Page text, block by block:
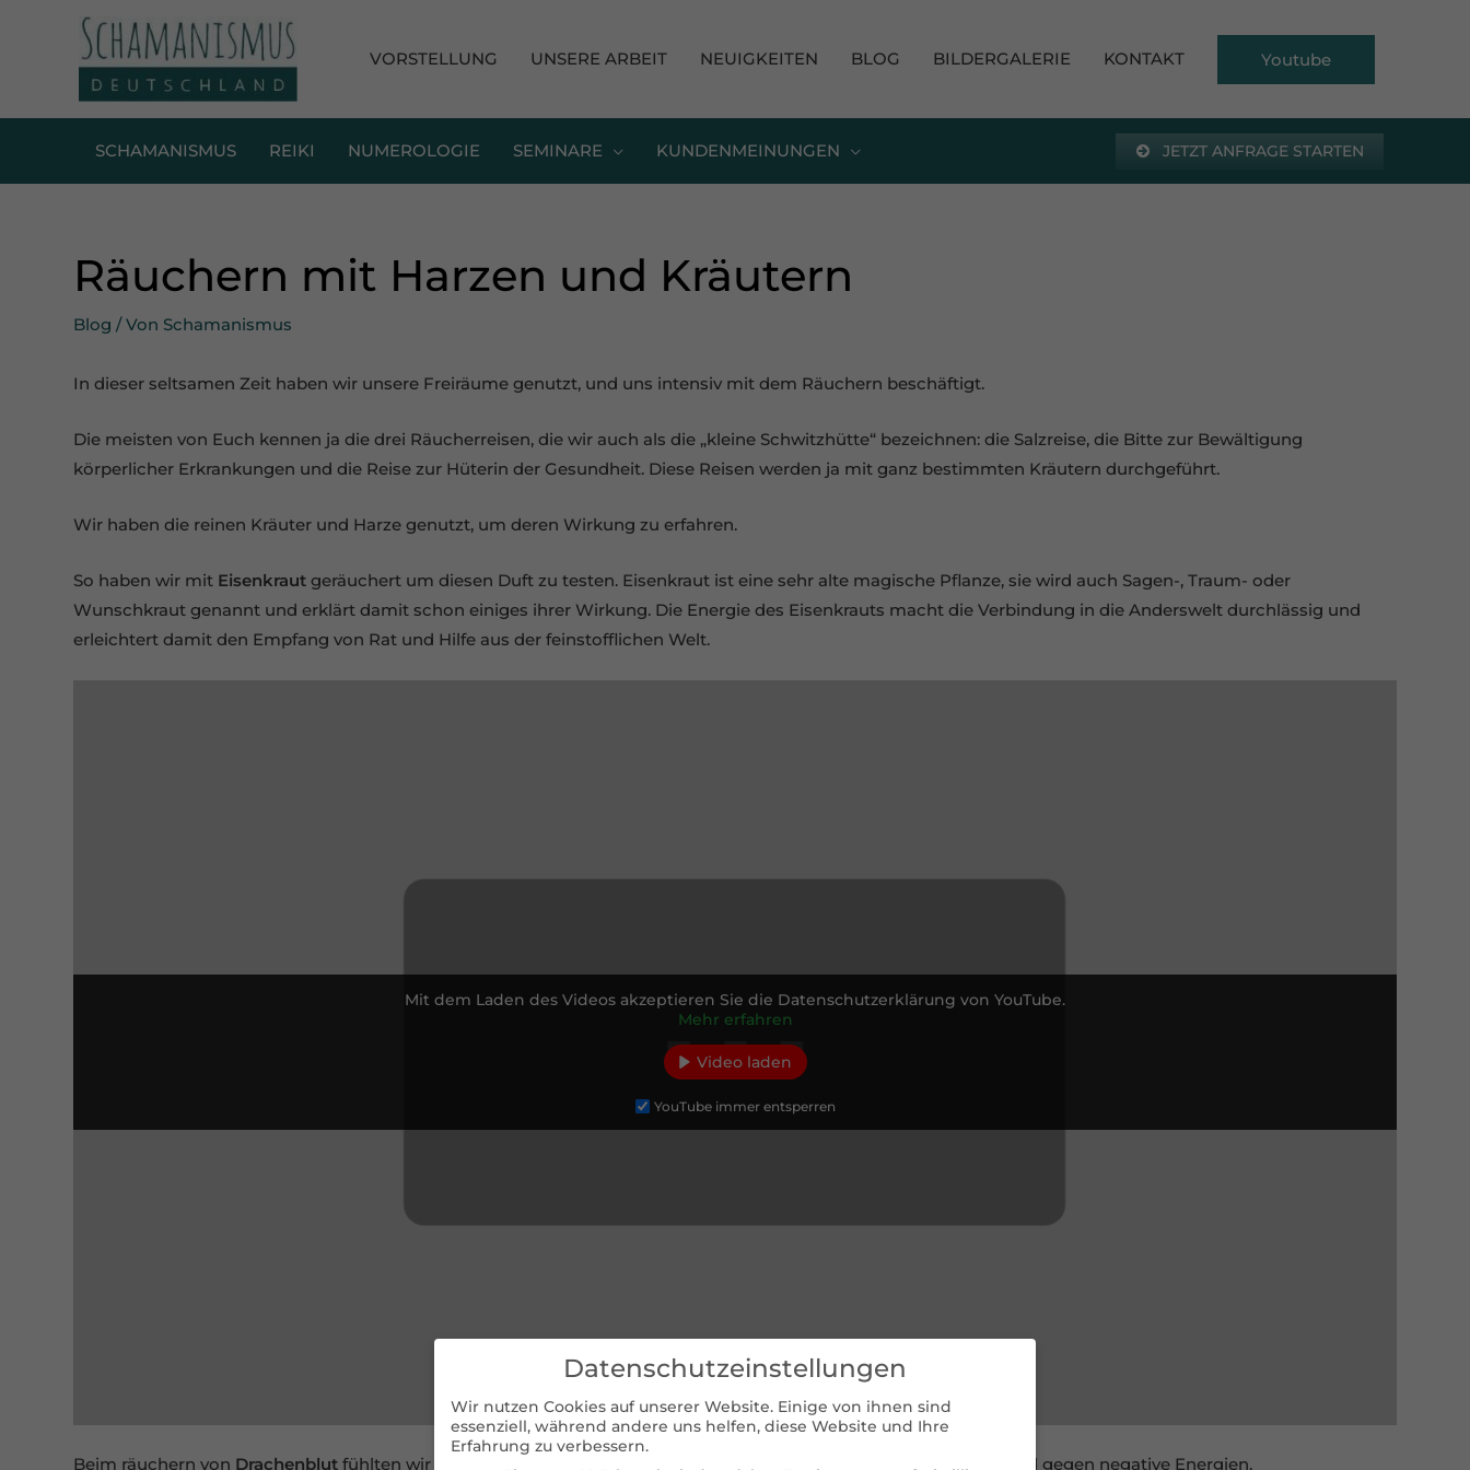
VORSTELLUNG UNSERE ARBEIT NEUIGKEITEN BLOG BILDERGALERIE KONTAKT Youtube
SCHAMANISMUS REIKI NUMEROLOGIE SEMINARE KUNDENMEINUNGEN JETZT ANFRAGE STARTEN
Räuchern mit Harzen und Kräutern
Blog / Von Schamanismus
In dieser seltsamen Zeit haben wir unsere Freiräume genutzt, und uns intensiv mit dem Räuchern beschäftigt.
Die meisten von Euch kennen ja die drei Räucherreisen, die wir auch als die „kleine Schwitzhütte“ bezeichnen: die Salzreise, die Bitte zur Bewältigung
körperlicher Erkrankungen und die Reise zur Hüterin der Gesundheit. Diese Reisen werden ja mit ganz bestimmten Kräutern durchgeführt.
Wir haben die reinen Kräuter und Harze genutzt, um deren Wirkung zu erfahren.
So haben wir mit Eisenkraut geräuchert um diesen Duft zu testen. Eisenkraut ist eine sehr alte magische Pflanze, sie wird auch Sagen-, Traum- oder
Wunschkraut genannt und erklärt damit schon einiges ihrer Wirkung. Die Energie des Eisenkrauts macht die Verbindung in die Anderswelt durchlässig und
erleichtert damit den Empfang von Rat und Hilfe aus der feinstofflichen Welt.
Mit dem Laden des Videos akzeptieren Sie die Datenschutzerklärung von YouTube.
Mehr erfahren
Video laden
YouTube immer entsperren
Beim räuchern von Drachenblut fühlten wir uns sehr geborgen und geschützt, denn Drachenblut ist ein Schutzschild gegen negative Energien.
Datenschutzeinstellungen
Wir nutzen Cookies auf unserer Website. Einige von ihnen sind
essenziell, während andere uns helfen, diese Website und Ihre
Erfahrung zu verbessern.